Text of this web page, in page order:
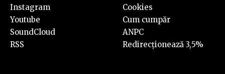
Instagram
Youtube
SoundCloud
RSS
Cookies
Cum cumpăr
ANPC
Redirecționează 3,5%